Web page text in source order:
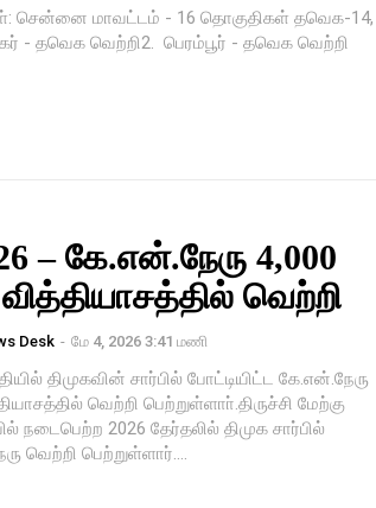
சென்னை மாவட்டம் - 16 தொகுதிகள் தவெக-14,
- தவெக வெற்றி2. பெரம்பூர் - தவெக வெற்றி
– கே.என்.நேரு 4,000
வெற்றி
Desk - மே 4, 2026 3:41 மணி
திமுகவின் சார்பில் போட்டியிட்ட கே.என்.நேரு
வெற்றி பெற்றுள்ளாா்.திருச்சி மேற்கு
நடைபெற்ற 2026 தேர்தலில் திமுக சார்பில்
வெற்றி பெற்றுள்ளார்....